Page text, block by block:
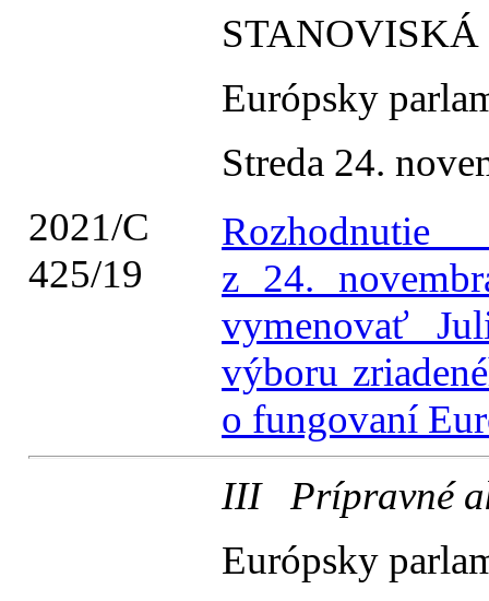
STANOVISKÁ
Európsky
Streda 24.
2021/C
425/19
z 24.
vymenovať
výboru
o fungovaní
III Prípravné
Európsky